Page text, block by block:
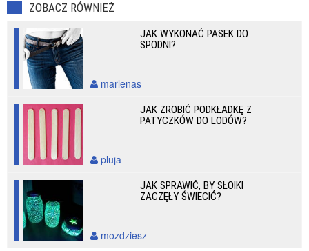
ZOBACZ RÓWNIEŻ
JAK WYKONAĆ PASEK DO
SPODNI?
marlenas
JAK ZROBIĆ PODKŁADKĘ Z
PATYCZKÓW DO LODÓW?
pluja
JAK SPRAWIĆ, BY SŁOIKI
ZACZĘŁY ŚWIECIĆ?
mozdziesz